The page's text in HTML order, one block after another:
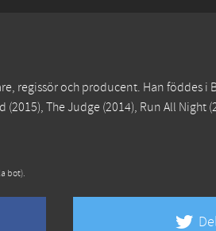
regissör och producent. Han föddes i
(2015), The Judge (2014), Run All Night
bot).